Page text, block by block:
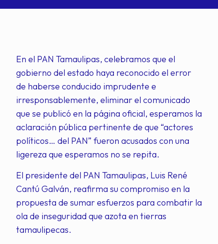
En el PAN Tamaulipas, celebramos que el
gobierno del estado haya reconocido el error
de haberse conducido imprudente e
irresponsablemente, eliminar el comunicado
que se publicó en la página oficial, esperamos la
aclaración pública pertinente de que “actores
políticos… del PAN” fueron acusados con una
ligereza que esperamos no se repita.
El presidente del PAN Tamaulipas, Luis René
Cantú Galván, reafirma su compromiso en la
propuesta de sumar esfuerzos para combatir la
ola de inseguridad que azota en tierras
tamaulipecas.